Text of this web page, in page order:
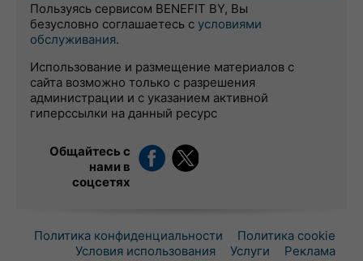
Пользуясь сервисом BENEFIT BY, Вы
безусловно соглашаетесь с условиями
обслуживания.
Использование и размещение материалов с
сайта возможно только с разрешения
администрации и с указанием активной
гиперссылки на данный ресурс
Общайтесь с
нами в
соцсетях
Политика конфиденциальности
Политика cookie
Условия использования
Услуги
Реклама